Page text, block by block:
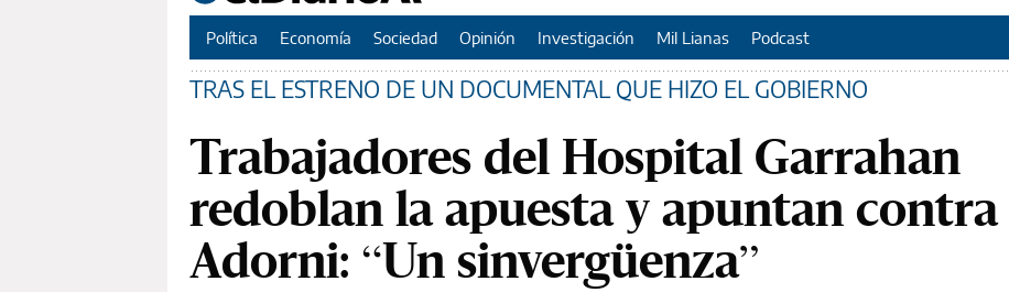
Política Economía Sociedad Opinión Investigación Mil Lianas Podcast
TRAS EL ESTRENO DE UN DOCUMENTAL QUE HIZO EL GOBIERNO
Trabajadores del Hospital Garrahan
redoblan la apuesta y apuntan contra
Adorni: “Un sinvergüenza”